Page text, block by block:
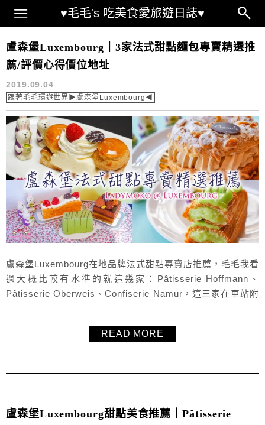
♥毛毛's 吃美食愛旅遊日誌♥
Main Menu
Pâtisserie Hoffmann
盧森堡Luxembourg｜3家法式甜點麵包專賣精選推
薦/評價心得價位地址
2019.09.04
跟著毛毛環遊世界▶盧森堡Luxembourg◀
盧森堡Luxembourg在地品牌法式甜點專賣店推薦，毛毛我看
過大概比較有水準的就這幾家：Pâtisserie Hoffmann、
Pâtisserie Oberweis、Confiserie Namur，這三家在車站附
的，三家毛毛都有寫心得文，提供大家參考囉！法式甜點控
READ MORE
盧森堡Luxembourg甜點美食推薦｜Pâtisserie